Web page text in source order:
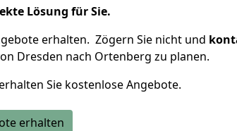
Lösung für Sie.
erhalten. Zögern Sie nicht und
Dresden nach Ortenberg zu planen.
Sie kostenlose Angebote.
erhalten